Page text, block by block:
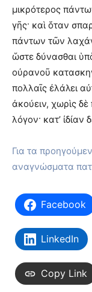
μικρότερος
γῆς· καὶ ὅταν
πάντων τῶν
ὥστε δύνασθαι
οὐρανοῦ
πολλαῖς ἐλάλει
ἀκούειν, χωρὶς
λόγον· κατ’
Για τα
αναγνώσματα
Facebook
LinkedIn
Copy Link